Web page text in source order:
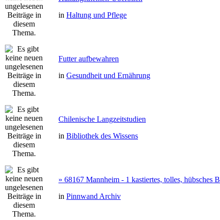
in Haltung und Pflege
Futter aufbewahren
in Gesundheit und Ernährung
Chilenische Langzeitstudien
in Bibliothek des Wissens
» 68167 Mannheim - 1 kastiertes, tolles, hübsches
in Pinnwand Archiv